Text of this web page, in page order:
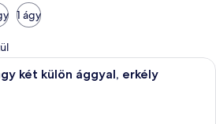
1 ágy
Egy szállodai szoba két ággyal, egy
két külön ággyal, erkély